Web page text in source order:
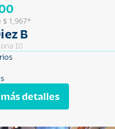
$ 1,967*
B
10
detalles